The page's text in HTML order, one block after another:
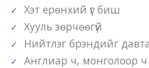
Хэт ерөнхий үг биш
Хууль зөрчөөгүй
Нийтлэг брэндийг
Англиар ч, монголоор